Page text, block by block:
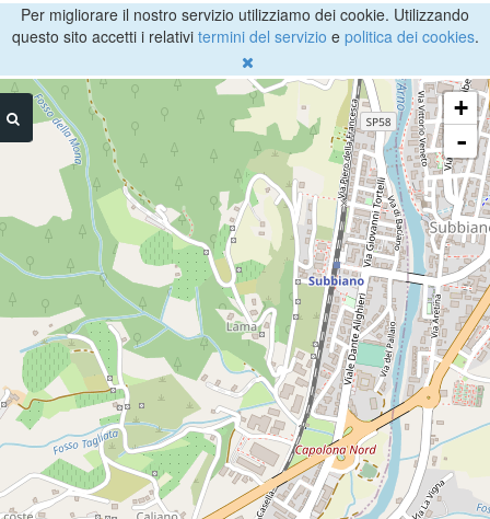
Per migliorare il nostro servizio utilizziamo dei cookie. Utilizzando
questo sito accetti i relativi termini del servizio e politica dei cookies.
+
-